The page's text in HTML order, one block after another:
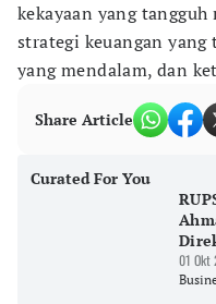
kekayaan yang
strategi keuangan yang
yang mendalam, dan
Share Article
Curated For You
01 Okt